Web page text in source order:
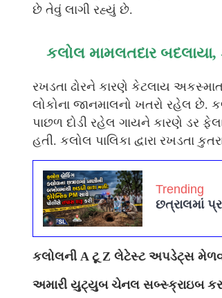
છે તેવું લાગી રહ્યું છે.
કલોલ મામલતદાર
રખડતા ઢોરને કારણે કેટલાય અકસ્માત
લોકોના જાનમાલનો ખતરો રહેલ છે.
પાછળ દોડી રહેલ ગાયને કારણે ડર
હતી. કલોલ પાલિકા દ્વારા રખડતા
Trending
છત્રાલમાં
કલોલની A ટૂ Z લેટેસ્ટ અપડેટ્સ
અમારી યુટ્યુબ ચેનલ સબ્સ્ક્રાઇબ